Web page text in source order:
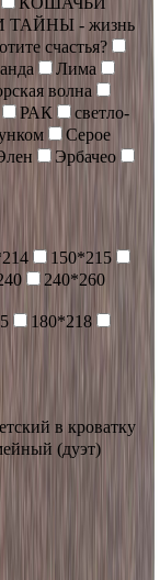
- жизнь
счастья?
Лима
волна
РАК
светло-
Серое
Эрбачео
150*215
240*260
180*218
в кроватку
(дуэт)